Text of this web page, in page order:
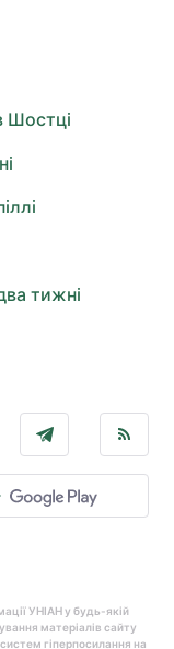
Шостці
тижні
УНІАН у будь-якій
матеріалів сайту
гіперпосилання на